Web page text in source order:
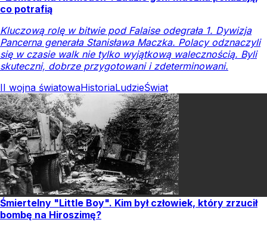
co potrafią
Kluczową rolę w bitwie pod Falaise odegrała 1. Dywizja
Pancerna generała Stanisława Maczka. Polacy odznaczyli
się w czasie walk nie tylko wyjątkową walecznością. Byli
skuteczni, dobrze przygotowani i zdeterminowani.
II wojna światowaHistoriaLudzieŚwiat
Śmiertelny "Little Boy". Kim był człowiek, który zrzucił
bombę na Hiroszimę?